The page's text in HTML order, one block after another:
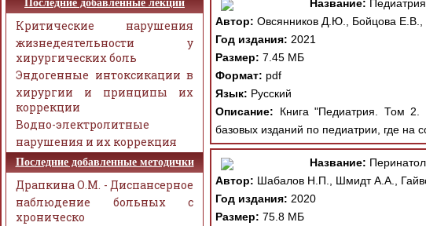
Название:
Автор: Овсянников Д.Ю., Бойцова Е.В.,
Год издания: 2021
Размер: 7.45 МБ
Формат: pdf
Язык: Русский
Описание: Книга "Педиатрия. Том 2.
базовых изданий по педиатрии, где на
Название:
Автор: Шабалов Н.П., Шмидт А.А.,
Год издания: 2020
Размер: 75.8 МБ
Последние добавленные лекции
Критические нарушения
жизнедеятельности у
хирургических боль
Эндогенные интоксикации в
хирургии и принципы их
коррекции
Водно-электролитные
нарушения и их коррекция
Последние добавленные методички
Драпкина О.М. - Диспансерное
наблюдение больных с
хроническо